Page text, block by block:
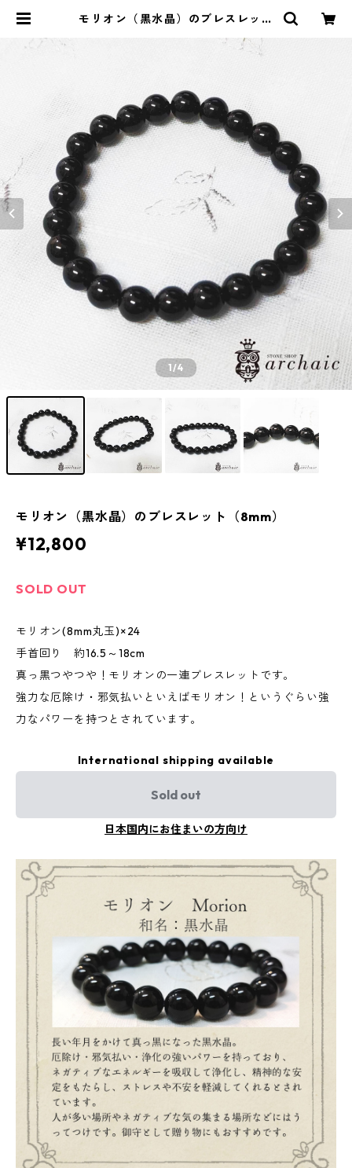
モリオン（黒水晶）のブレスレット
1/4
モリオン（黒水晶）のブレスレット（8mm）
¥12,800
SOLD OUT
モリオン(8mm丸玉)×24
手首回り 約16.5～18cm
真っ黒つやつや！モリオンの一連ブレスレットです。
強力な厄除け・邪気払いといえばモリオン！というぐらい強
力なパワーを持つとされています。
International shipping available
Sold out
日本国内にお住まいの方向け